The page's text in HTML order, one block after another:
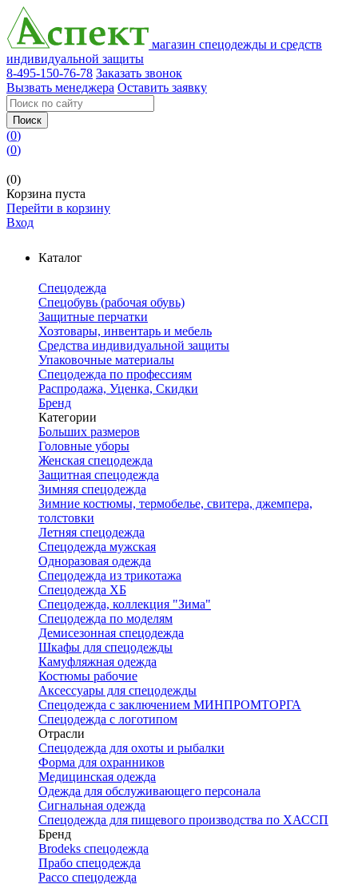
магазин спецодежды и средств
индивидуальной защиты
8-495-150-76-78 Заказать звонок
Вызвать менеджера Оставить заявку
Поиск
(0)
(0)
(0)
Корзина пуста
Перейти в корзину
Вход
Каталог
Спецодежда
Спецобувь (рабочая обувь)
Защитные перчатки
Хозтовары, инвентарь и мебель
Средства индивидуальной защиты
Упаковочные материалы
Спецодежда по профессиям
Распродажа, Уценка, Скидки
Бренд
Категории
Больших размеров
Головные уборы
Женская спецодежда
Защитная спецодежда
Зимняя спецодежда
Зимние костюмы, термобелье, свитера, джемпера,
толстовки
Летняя спецодежда
Спецодежда мужская
Одноразовая одежда
Спецодежда из трикотажа
Спецодежда ХБ
Спецодежда, коллекция "Зима"
Спецодежда по моделям
Демисезонная спецодежда
Шкафы для спецодежды
Камуфляжная одежда
Костюмы рабочие
Аксессуары для спецодежды
Спецодежда с заключением МИНПРОМТОРГА
Спецодежда с логотипом
Отрасли
Спецодежда для охоты и рыбалки
Форма для охранников
Медицинская одежда
Одежда для обслуживающего персонала
Сигнальная одежда
Спецодежда для пищевого производства по ХАССП
Бренд
Brodeks спецодежда
Прабо спецодежда
Рассо спецодежда